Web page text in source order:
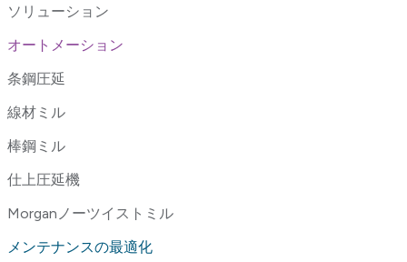
ソリューション
オートメーション
条鋼圧延
線材ミル
棒鋼ミル
仕上圧延機
Morganノーツイストミル
メンテナンスの最適化